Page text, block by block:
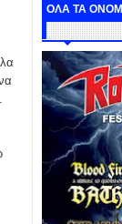
ΟΛΑ ΤΑ